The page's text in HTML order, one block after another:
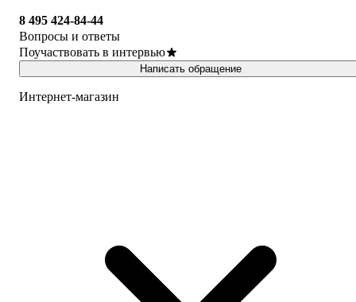
8 495 424-84-44
Вопросы и ответы
Поучаствовать в интервью
Написать обращение
Интернет-магазин